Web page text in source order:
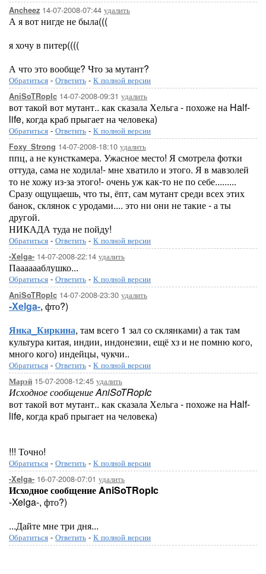
Ancheez 14-07-2008-07:44 удалить
А я вот нигде не была(((
я хочу в питер((((
А что это вообще? Что за мутант?
Обратиться - Ответить - К полной версии
AniSoTRopIc 14-07-2008-09:31 удалить
вот такой вот мутант.. как сказала Хельга - похоже на Half-
life, когда краб прыгает на человека)
Обратиться - Ответить - К полной версии
Foxy_Strong 14-07-2008-18:10 удалить
ппц, а не кунсткамера. Ужасное место! Я смотрела фотки
оттуда, сама не ходила!- мне хватило и этого. Я в мавзолей
то не хожу из-за этого!- очень уж как-то не по себе.........
Сразу ощущаешь, что ты, ёпт, сам мутант среди всех этих
банок, склянок с уродами.... это ни они не такие - а ты
другой.
НИКАДА туда не пойду!
Обратиться - Ответить - К полной версии
-Xelga- 14-07-2008-22:14 удалить
Пааааааблушко...
Обратиться - Ответить - К полной версии
AniSoTRopIc 14-07-2008-23:30 удалить
-Xelga-, фто?)
Янка_Киркина, там всего 1 зал со склянками) а так там
культура китая, индии, индонезии, ещё хз и не помню кого,
много кого) индейцы, чукчи..
Обратиться - Ответить - К полной версии
Марэй 15-07-2008-12:45 удалить
Исходное сообщение AniSoTRopIc
вот такой вот мутант.. как сказала Хельга - похоже на Half-
life, когда краб прыгает на человека)
!!! Точно!
Обратиться - Ответить - К полной версии
-Xelga- 16-07-2008-07:01 удалить
Исходное сообщение AniSoTRopIc
-Xelga-, фто?)
...Дайте мне три дня...
Обратиться - Ответить - К полной версии